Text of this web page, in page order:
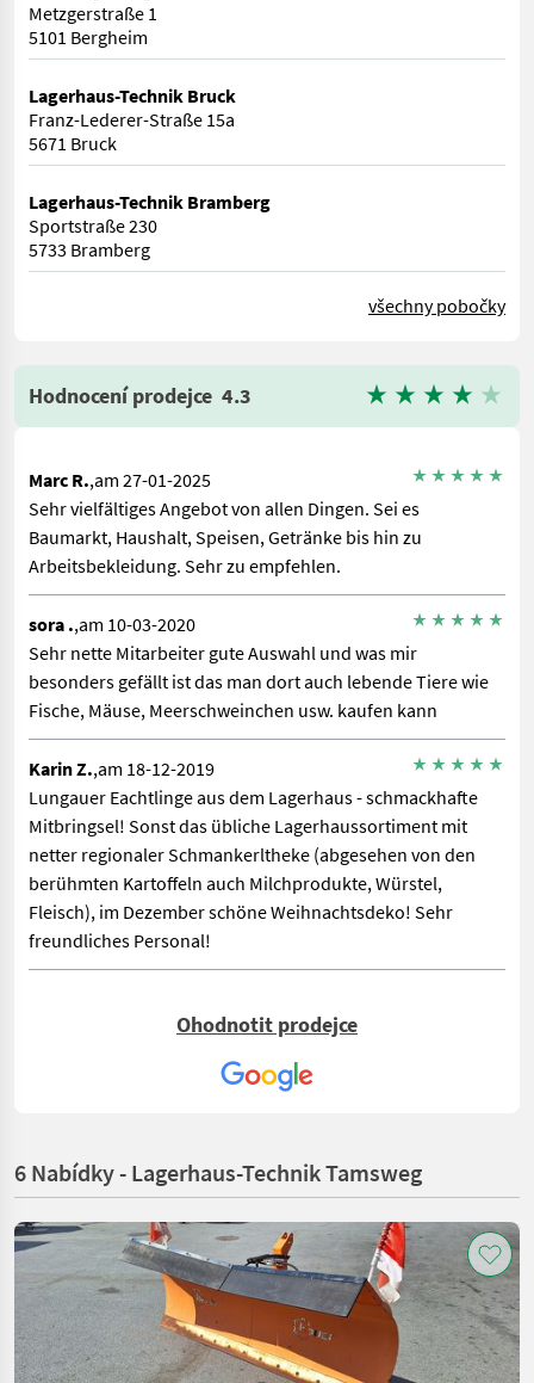
Metzgerstraße 1
5101 Bergheim
Lagerhaus-Technik Bruck
Franz-Lederer-Straße 15a
5671 Bruck
Lagerhaus-Technik Bramberg
Sportstraße 230
5733 Bramberg
všechny pobočky
Hodnocení prodejce 4.3
Marc R.,am 27-01-2025
Sehr vielfältiges Angebot von allen Dingen. Sei es
Baumarkt, Haushalt, Speisen, Getränke bis hin zu
Arbeitsbekleidung. Sehr zu empfehlen.
sora .,am 10-03-2020
Sehr nette Mitarbeiter gute Auswahl und was mir
besonders gefällt ist das man dort auch lebende Tiere wie
Fische, Mäuse, Meerschweinchen usw. kaufen kann
Karin Z.,am 18-12-2019
Lungauer Eachtlinge aus dem Lagerhaus - schmackhafte
Mitbringsel! Sonst das übliche Lagerhaussortiment mit
netter regionaler Schmankerltheke (abgesehen von den
berühmten Kartoffeln auch Milchprodukte, Würstel,
Fleisch), im Dezember schöne Weihnachtsdeko! Sehr
freundliches Personal!
Ohodnotit prodejce
6 Nabídky - Lagerhaus-Technik Tamsweg